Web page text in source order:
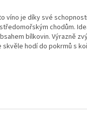
víno je díky své
chodům.
bílkovin. Výrazně
hodí do pokrmů s